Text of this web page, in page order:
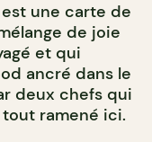
une carte de
de joie
et qui
ancré dans le
deux chefs qui
ramené ici.